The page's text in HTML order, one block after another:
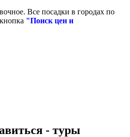
Все посадки в городах по
"Поиск цен и
- туры